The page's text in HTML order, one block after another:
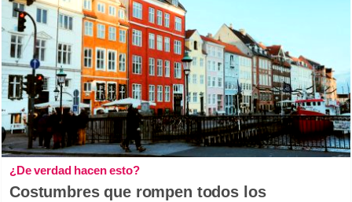
¿De verdad hacen esto?
Costumbres que rompen todos los